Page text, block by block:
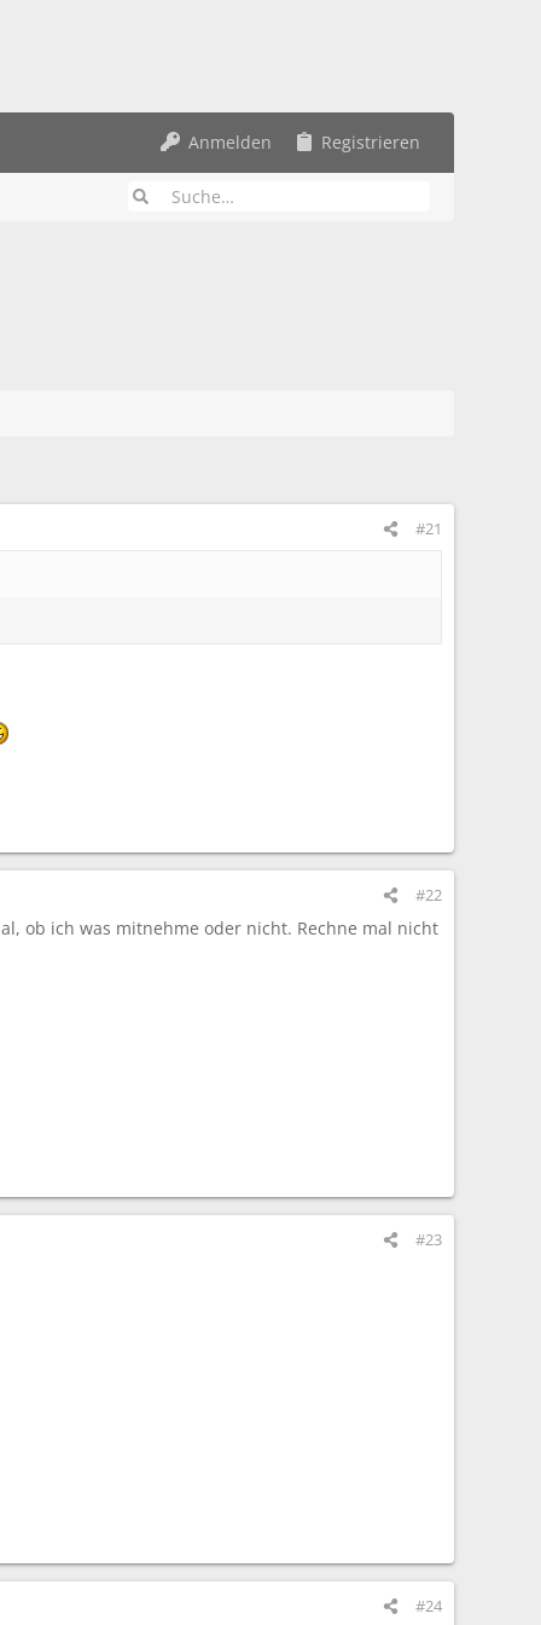
Anmelden Registrieren
#21
#22
ob ich was mitnehme oder nicht. Rechne mal nicht
#23
#24